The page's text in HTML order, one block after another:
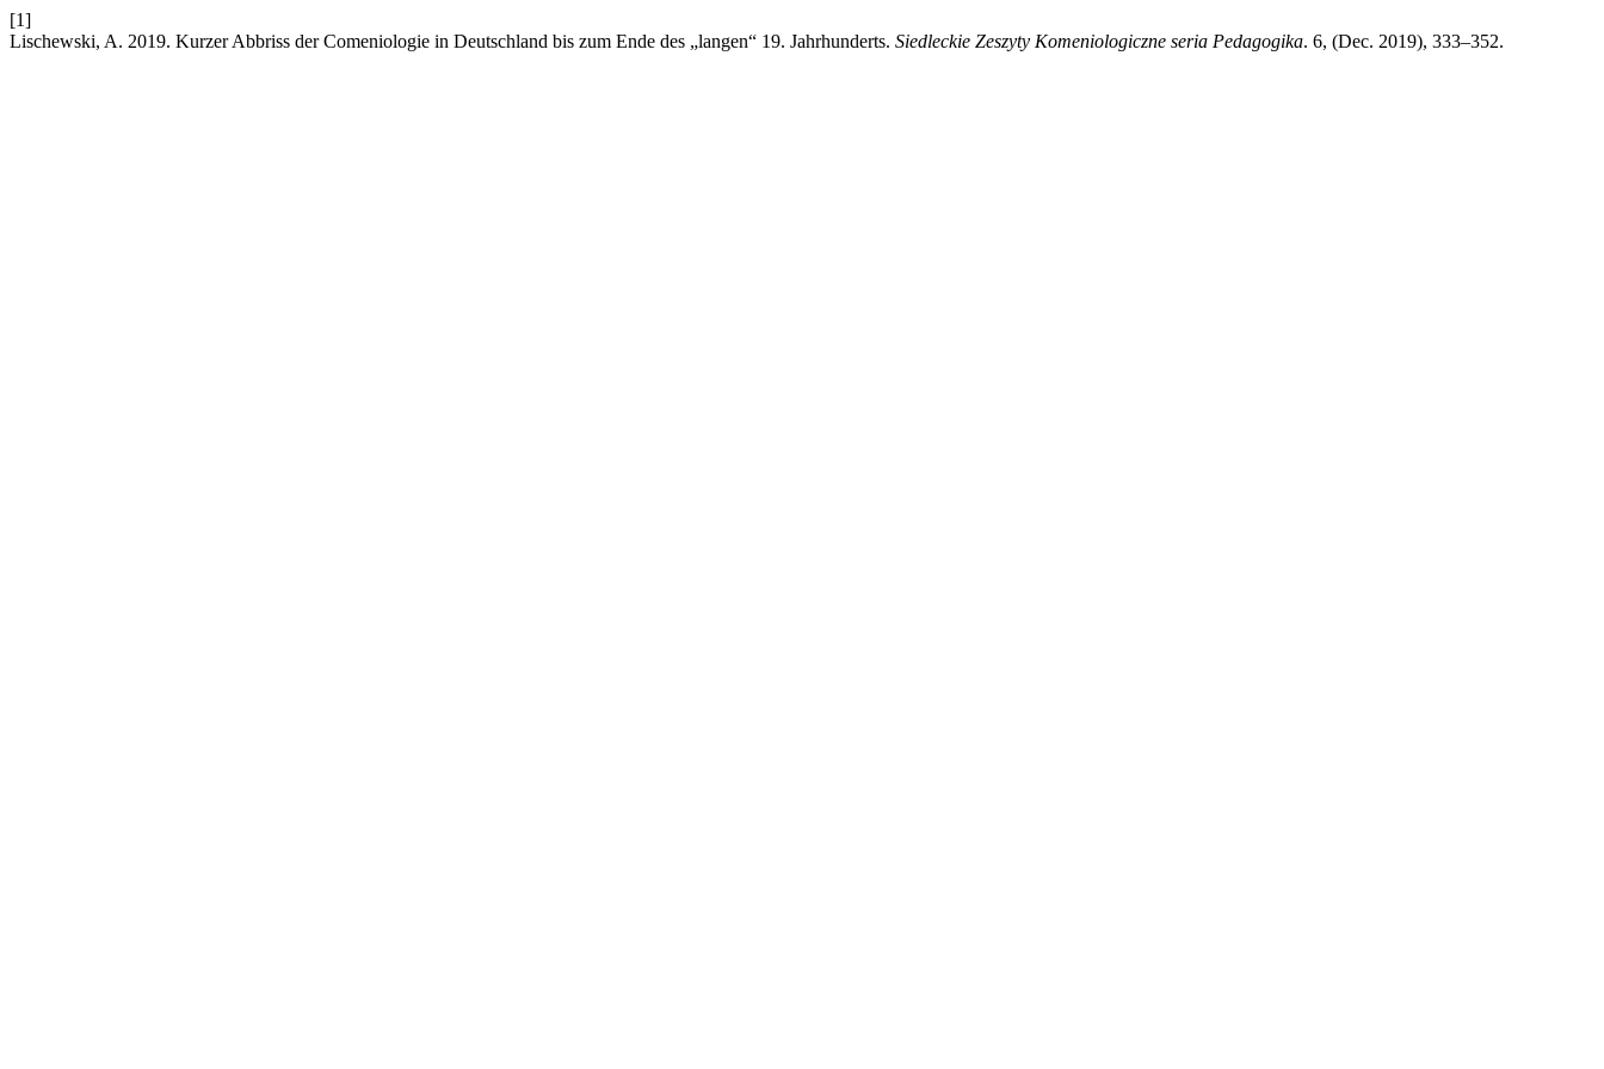
[1]
Lischewski, A. 2019. Kurzer Abbriss der Comeniologie in Deutschland bis zum Ende des „langen“ 19. Jahrhunderts. Siedleckie Zeszyty Komeniologiczne seria Pedagogika. 6, (Dec. 2019), 333–352.